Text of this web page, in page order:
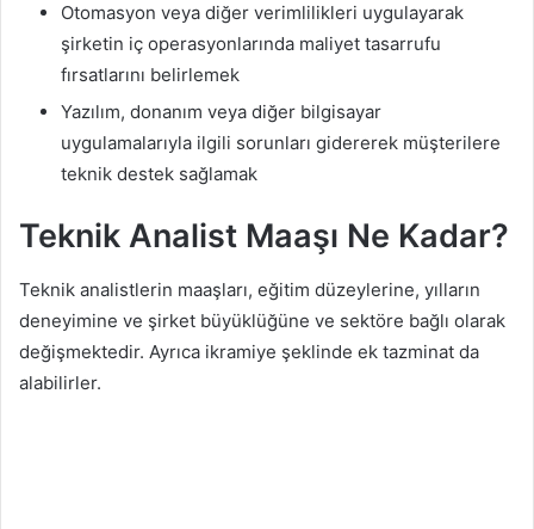
Otomasyon veya diğer verimlilikleri uygulayarak
şirketin iç operasyonlarında maliyet tasarrufu
fırsatlarını belirlemek
Yazılım, donanım veya diğer bilgisayar
uygulamalarıyla ilgili sorunları gidererek müşterilere
teknik destek sağlamak
Teknik Analist Maaşı Ne Kadar?
Teknik analistlerin maaşları, eğitim düzeylerine, yılların
deneyimine ve şirket büyüklüğüne ve sektöre bağlı olarak
değişmektedir. Ayrıca ikramiye şeklinde ek tazminat da
alabilirler.